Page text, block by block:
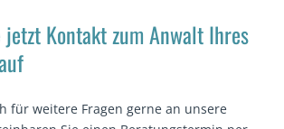
jetzt Kontakt zum Anwalt Ihres
für weitere Fragen gerne an unsere